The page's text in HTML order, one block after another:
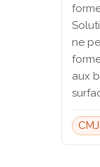
ne
aux